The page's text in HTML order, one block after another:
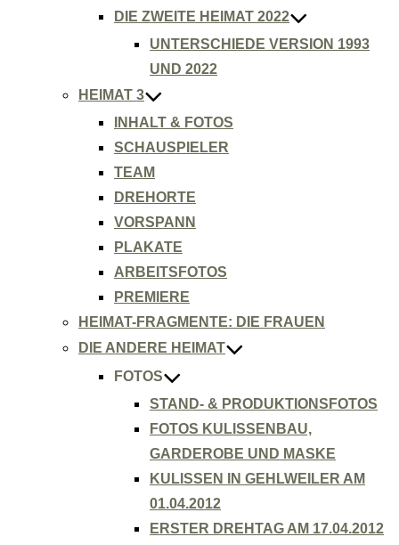
DIE ZWEITE HEIMAT 2022
UNTERSCHIEDE VERSION 1993
UND 2022
HEIMAT 3
INHALT & FOTOS
SCHAUSPIELER
TEAM
DREHORTE
VORSPANN
PLAKATE
ARBEITSFOTOS
PREMIERE
HEIMAT-FRAGMENTE: DIE FRAUEN
DIE ANDERE HEIMAT
FOTOS
STAND- & PRODUKTIONSFOTOS
FOTOS KULISSENBAU,
GARDEROBE UND MASKE
KULISSEN IN GEHLWEILER AM
01.04.2012
ERSTER DREHTAG AM 17.04.2012